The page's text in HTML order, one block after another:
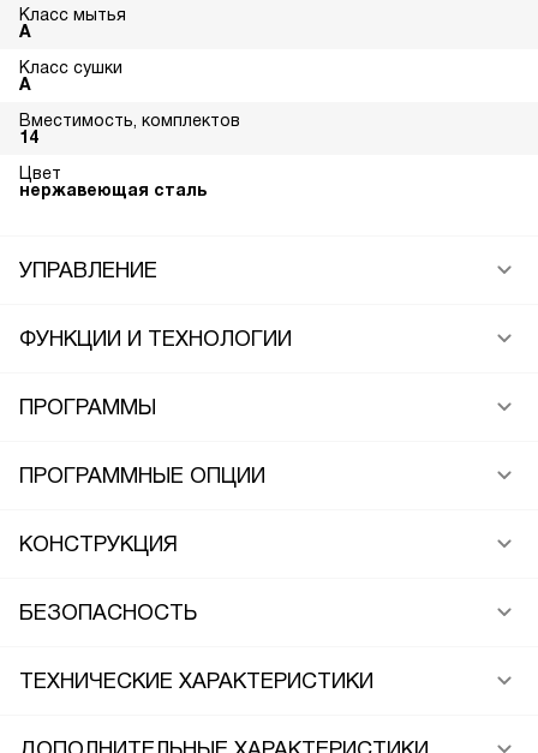
Класс мытья
A
Класс сушки
A
Вместимость, комплектов
14
Цвет
нержавеющая сталь
УПРАВЛЕНИЕ
ФУНКЦИИ И ТЕХНОЛОГИИ
ПРОГРАММЫ
ПРОГРАММНЫЕ ОПЦИИ
КОНСТРУКЦИЯ
БЕЗОПАСНОСТЬ
ТЕХНИЧЕСКИЕ ХАРАКТЕРИСТИКИ